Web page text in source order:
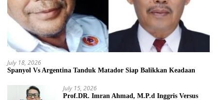
July 18, 2026
Spanyol Vs Argentina Tanduk Matador Siap Balikkan Keadaan
July 15, 2026
Prof.DR. Imran Ahmad, M.P.d Inggris Versus